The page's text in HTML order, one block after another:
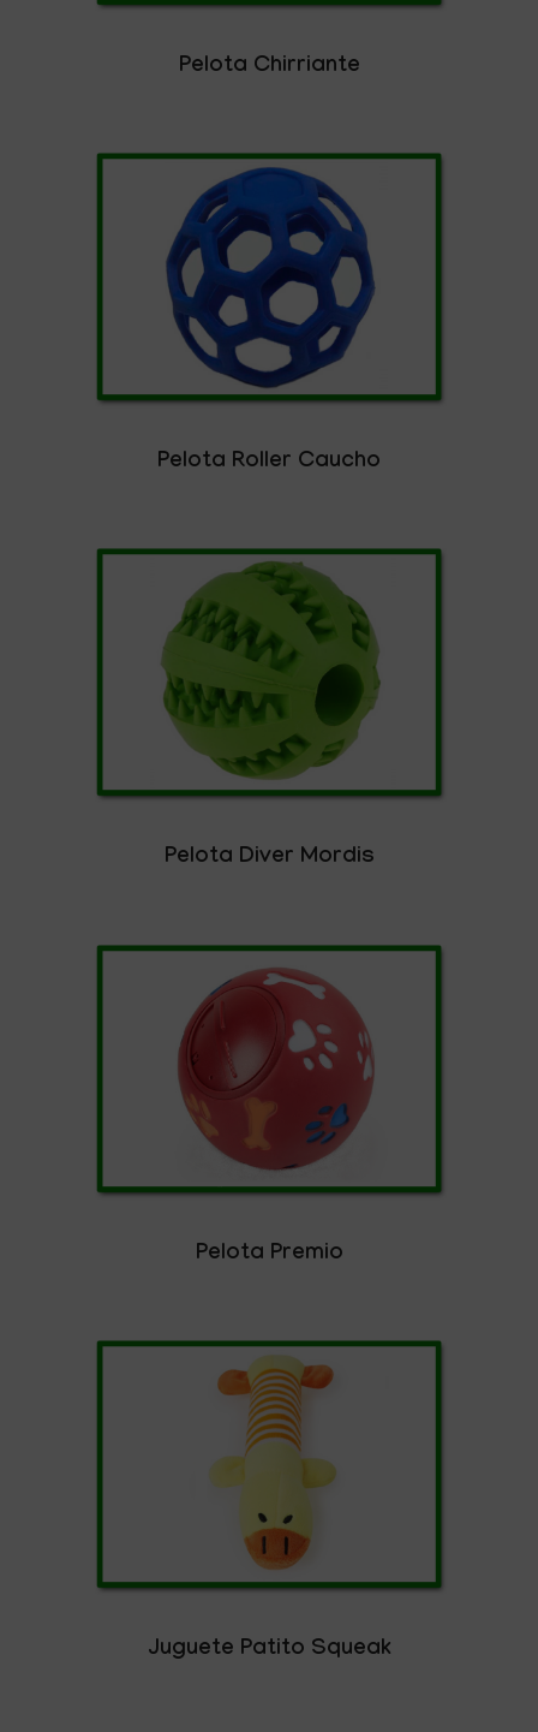
Pelota Chirriante
Pelota Roller Caucho
Pelota Diver Mordis
Pelota Premio
Juguete Patito Squeak